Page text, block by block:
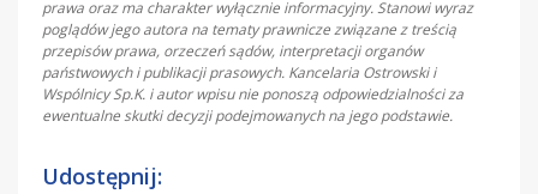
prawa oraz ma charakter wyłącznie informacyjny. Stanowi wyraz
poglądów jego autora na tematy prawnicze związane z treścią
przepisów prawa, orzeczeń sądów, interpretacji organów
państwowych i publikacji prasowych. Kancelaria Ostrowski i
Wspólnicy Sp.K. i autor wpisu nie ponoszą odpowiedzialności za
ewentualne skutki decyzji podejmowanych na jego podstawie.
Udostępnij: